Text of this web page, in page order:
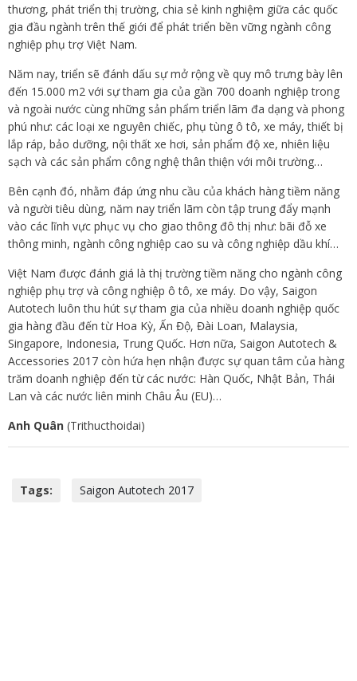
thương, phát triển thị trường, chia sẻ kinh nghiệm giữa các quốc
gia đầu ngành trên thế giới để phát triển bền vững ngành công
nghiệp phụ trợ Việt Nam.
Năm nay, triển sẽ đánh dấu sự mở rộng về quy mô trưng bày lên
đến 15.000 m2 với sự tham gia của gần 700 doanh nghiệp trong
và ngoài nước cùng những sản phẩm triển lãm đa dạng và phong
phú như: các loại xe nguyên chiếc, phụ tùng ô tô, xe máy, thiết bị
lắp ráp, bảo dưỡng, nội thất xe hơi, sản phẩm độ xe, nhiên liệu
sạch và các sản phẩm công nghệ thân thiện với môi trường…
Bên cạnh đó, nhằm đáp ứng nhu cầu của khách hàng tiềm năng
và người tiêu dùng, năm nay triển lãm còn tập trung đẩy mạnh
vào các lĩnh vực phục vụ cho giao thông đô thị như: bãi đỗ xe
thông minh, ngành công nghiệp cao su và công nghiệp dầu khí…
Việt Nam được đánh giá là thị trường tiềm năng cho ngành công
nghiệp phụ trợ và công nghiệp ô tô, xe máy. Do vậy, Saigon
Autotech luôn thu hút sự tham gia của nhiều doanh nghiệp quốc
gia hàng đầu đến từ Hoa Kỳ, Ấn Độ, Đài Loan, Malaysia,
Singapore, Indonesia, Trung Quốc. Hơn nữa, Saigon Autotech &
Accessories 2017 còn hứa hẹn nhận được sự quan tâm của hàng
trăm doanh nghiệp đến từ các nước: Hàn Quốc, Nhật Bản, Thái
Lan và các nước liên minh Châu Âu (EU)…
Anh Quân (Trithucthoidai)
Tags: Saigon Autotech 2017